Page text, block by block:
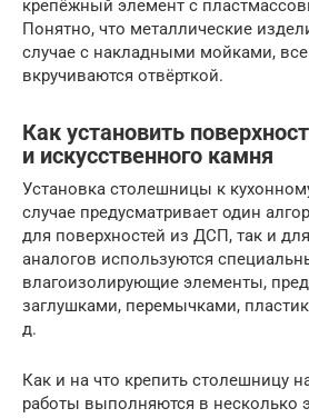
крепёжный элемент с
Понятно, что металлические
случае с накладными мойками,
вкручиваются отвёрткой.
Как установить
и искусственного камня
Установка столешницы к
случае предусматривает один
для поверхностей из ДСП, так и
аналогов используются
влагоизолирующие элементы,
заглушками, перемычками,
д.
Как и на что крепить столешницу
работы выполняются в несколько